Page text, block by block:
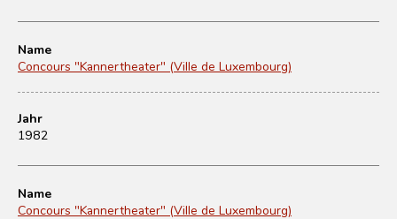
Name
Concours "Kannertheater" (Ville de Luxembourg)
Jahr
1982
Name
Concours "Kannertheater" (Ville de Luxembourg)